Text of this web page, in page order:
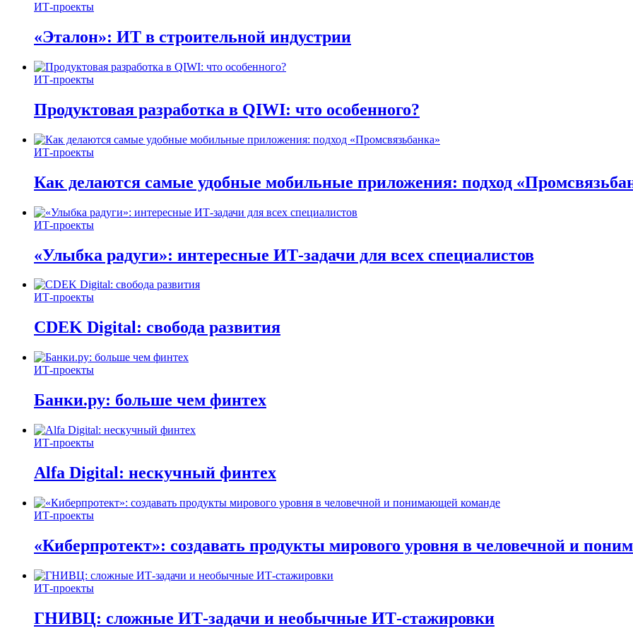
ИТ-проекты
«Эталон»: ИТ в строительной индустрии
ИТ-проекты
Продуктовая разработка в QIWI: что особенного?
ИТ-проекты
Как делаются самые удобные мобильные приложения: подход
ИТ-проекты
«Улыбка радуги»: интересные ИТ-задачи для всех специалистов
ИТ-проекты
CDEK Digital: свобода развития
ИТ-проекты
Банки.ру: больше чем финтех
ИТ-проекты
Alfa Digital: нескучный финтех
ИТ-проекты
«Киберпротект»: создавать продукты мирового уровня в человечной и
ИТ-проекты
ГНИВЦ: сложные ИТ‑задачи и необычные ИТ‑стажировки